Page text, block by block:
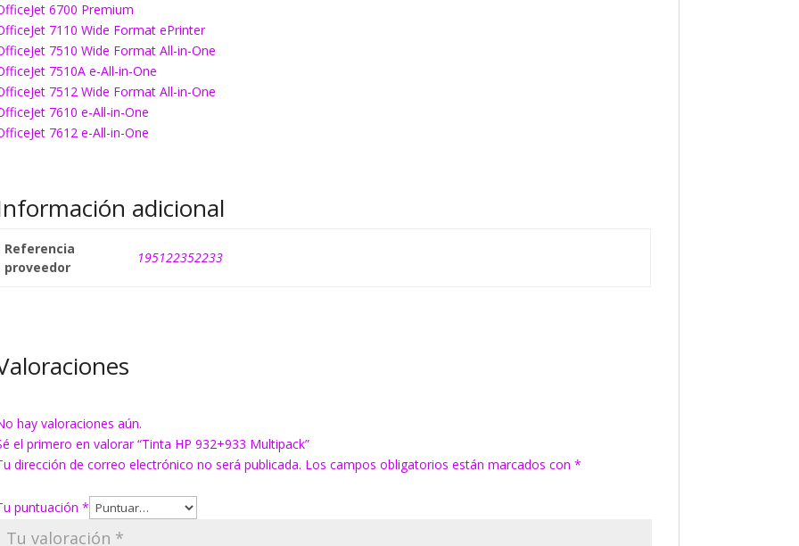
6700 Premium
7110 Wide Format ePrinter
7510 Wide Format All-in-One
7510A e-All-in-One
7512 Wide Format All-in-One
7610 e-All-in-One
7612 e-All-in-One
adicional
Referencia
proveedor
195122352233
hay valoraciones aún.
el primero en valorar “Tinta HP 932+933 Multipack”
dirección de correo electrónico no será publicada. Los campos obligatorios están marcados con*
puntuación*